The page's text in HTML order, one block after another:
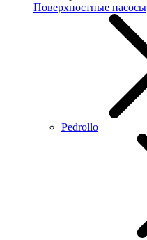
Поверхностные насосы
Pedrollo